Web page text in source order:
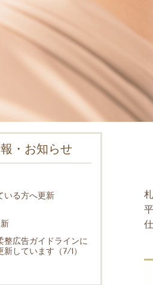
・お知らせ
いる方へ更新
広告ガイドラインに
しています（7/1）